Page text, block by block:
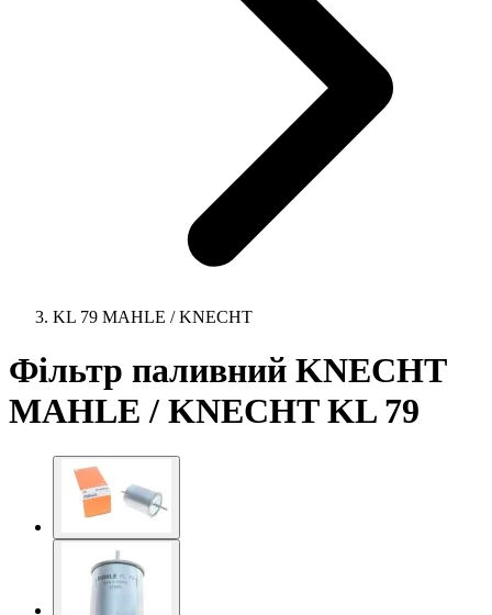
KL 79 MAHLE / KNECHT
Фільтр паливний KNECHT
MAHLE / KNECHT KL 79